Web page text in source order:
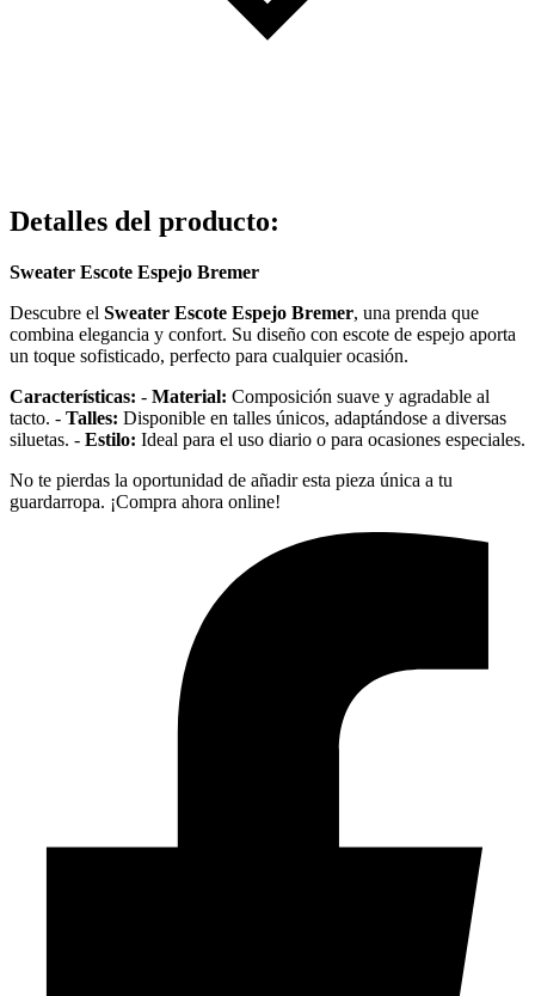
Detalles del producto:
Sweater Escote Espejo Bremer
Descubre el Sweater Escote Espejo Bremer, una prenda que
combina elegancia y confort. Su diseño con escote de espejo aporta
un toque sofisticado, perfecto para cualquier ocasión.
Características: - Material: Composición suave y agradable al
tacto. - Talles: Disponible en talles únicos, adaptándose a diversas
siluetas. - Estilo: Ideal para el uso diario o para ocasiones especiales.
No te pierdas la oportunidad de añadir esta pieza única a tu
guardarropa. ¡Compra ahora online!